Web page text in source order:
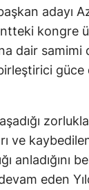
adayı
kongre
dair
ve
anladığını
eden